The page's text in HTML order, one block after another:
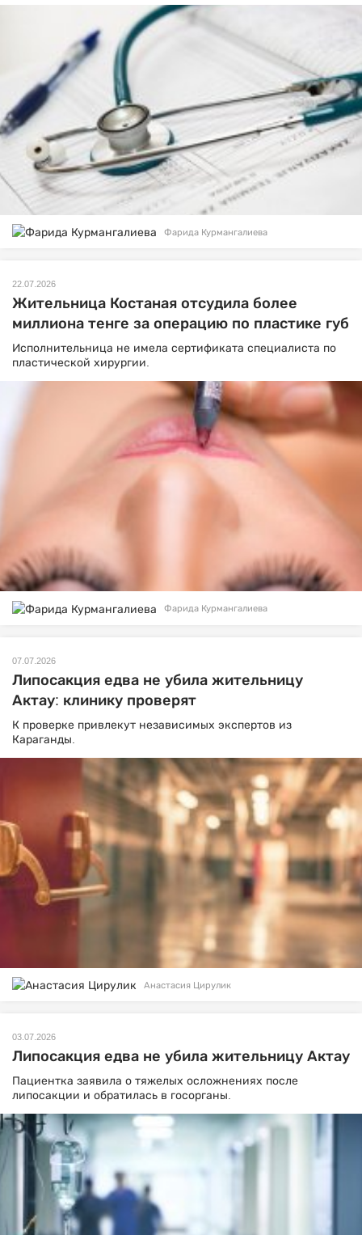
Фарида Курмангалиева
22.07.2026
Жительница Костаная отсудила более
миллиона тенге за операцию по пластике губ
Исполнительница не имела сертификата специалиста по
пластической хирургии.
Фарида Курмангалиева
07.07.2026
Липосакция едва не убила жительницу
Актау: клинику проверят
К проверке привлекут независимых экспертов из
Караганды.
Анастасия Цирулик
03.07.2026
Липосакция едва не убила жительницу Актау
Пациентка заявила о тяжелых осложнениях после
липосакции и обратилась в госорганы.